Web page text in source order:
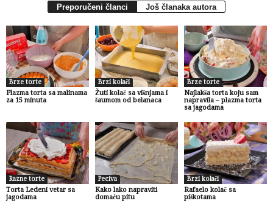
Preporučeni članci Još članaka autora
Brze torte
Plazma torta sa malinama
za 15 minuta
Brzi kolači
Žuti kolač sa višnjama i
šaumom od belanaca
Brze torte
Najlakša torta koju sam
napravila – plazma torta
sa jagodama
Razne torte
Torta Ledeni vetar sa
jagodama
Peciva
Kako lako napraviti
domaću pitu
Brzi kolači
Rafaelo kolač sa
piškotama